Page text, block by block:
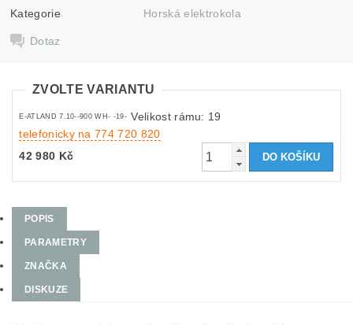
Kategorie Horská elektrokola
Dotaz
ZVOLTE VARIANTU
E-ATLAND 7.10--900 WH- -19- Velikost rámu: 19
telefonicky na 774 720 820
42 980 Kč
POPIS
PARAMETRY
ZNAČKA
DISKUZE